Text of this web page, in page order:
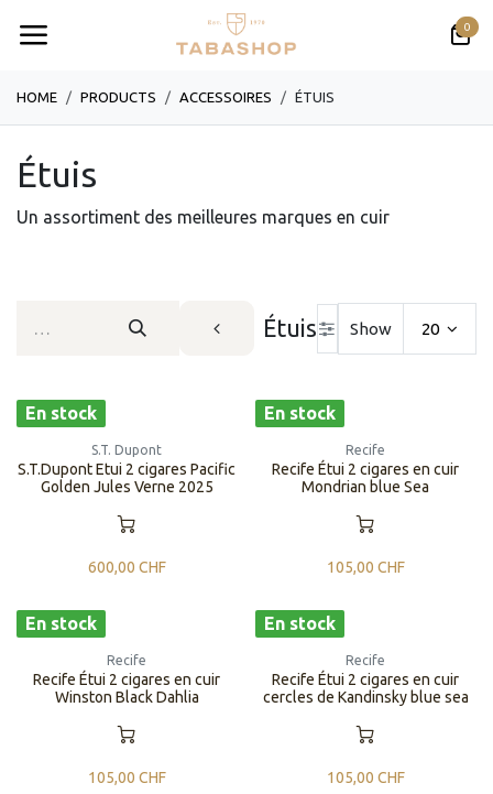
0
HOME PRODUCTS ​​​​​​​​​​ACCESSOIRES ​ÉTUIS
​Étuis
Un assortiment des meilleures marques en cuir
​Étuis Show 20
En stock
S.T. Dupont
S.T.Dupont Etui 2 cigares Pacific
Golden Jules Verne 2025
600,00 CHF
En stock
Recife
Recife Étui 2 cigares en cuir
Mondrian blue Sea
105,00 CHF
En stock
Recife
Recife Étui 2 cigares en cuir
Winston Black Dahlia
105,00 CHF
En stock
Recife
Recife Étui 2 cigares en cuir
cercles de Kandinsky blue sea
105,00 CHF